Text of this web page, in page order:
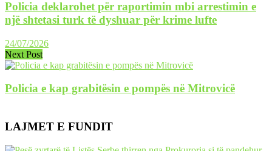
Policia deklarohet për raportimin mbi arrestimin e
një shtetasi turk të dyshuar për krime lufte
24/07/2026
Next Post
Policia e kap grabitësin e pompës në Mitrovicë
LAJMET E FUNDIT